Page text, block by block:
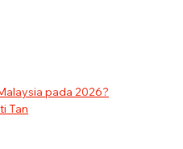
pada 2026?
Tan